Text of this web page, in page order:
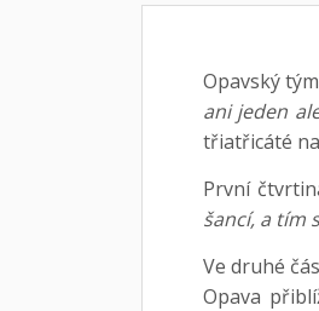
Opavský
ani jeden
třiatřicáté
První
šancí, a tím
Ve druhé
Opava